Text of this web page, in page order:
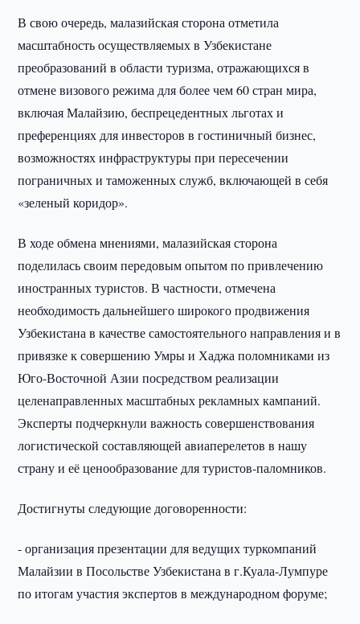
В свою очередь, малазийская сторона отметила
масштабность осуществляемых в Узбекистане
преобразований в области туризма, отражающихся в
отмене визового режима для более чем 60 стран мира,
включая Малайзию, беспрецедентных льготах и
преференциях для инвесторов в гостиничный бизнес,
возможностях инфраструктуры при пересечении
пограничных и таможенных служб, включающей в себя
«зеленый коридор».
В ходе обмена мнениями, малазийская сторона
поделилась своим передовым опытом по привлечению
иностранных туристов. В частности, отмечена
необходимость дальнейшего широкого продвижения
Узбекистана в качестве самостоятельного направления и в
привязке к совершению Умры и Хаджа поломниками из
Юго-Восточной Азии посредством реализации
целенаправленных масштабных рекламных кампаний.
Эксперты подчеркнули важность совершенствования
логистической составляющей авиаперелетов в нашу
страну и её ценообразование для туристов-паломников.
Достигнуты следующие договоренности:
- организация презентации для ведущих туркомпаний
Малайзии в Посольстве Узбекистана в г.Куала-Лумпуре
по итогам участия экспертов в международном форуме;